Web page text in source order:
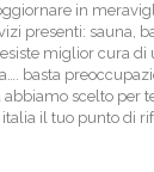
in
presenti: sauna,
miglior cura
basta
scelto per
il tuo punto di